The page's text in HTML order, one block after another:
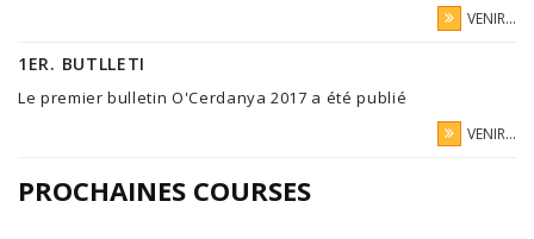
VENIR...
1ER. BUTLLETI
Le premier bulletin O'Cerdanya 2017 a été publié
VENIR...
PROCHAINES COURSES